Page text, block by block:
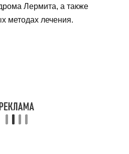
Лермита, а также
методах лечения.